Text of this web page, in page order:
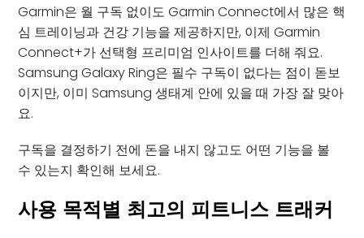
Garmin은 월 구독 없이도 Garmin Connect에서 많은 핵
심 트레이닝과 건강 기능을 제공하지만, 이제 Garmin
Connect+가 선택형 프리미엄 인사이트를 더해 줘요.
Samsung Galaxy Ring은 필수 구독이 없다는 점이 돋보
이지만, 이미 Samsung 생태계 안에 있을 때 가장 잘 맞아
요.
구독을 결정하기 전에 돈을 내지 않고도 어떤 기능을 볼
수 있는지 확인해 보세요.
사용 목적별 최고의 피트니스 트래커